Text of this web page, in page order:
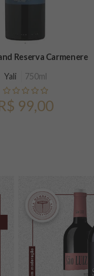
Reserva Carmenere
Yali
750ml
99,00